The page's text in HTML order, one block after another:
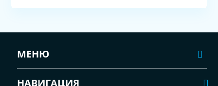
МЕНЮ
НАВИГАЦИЯ